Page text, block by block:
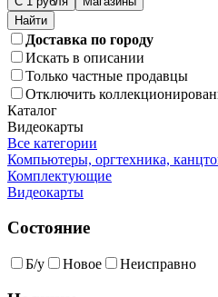
Доставка по городу
Искать в описании
Только частные продавцы
Отключить
Каталог
Видеокарты
Все категории
Компьютеры, оргтехника,
Комплектующие
Видеокарты
Состояние
Б/у Новое Неисправно